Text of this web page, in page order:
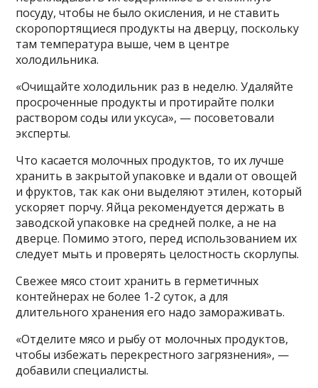
посуду, чтобы не было окисления, и не ставить
скоропортящиеся продукты на дверцу, поскольку
там температура выше, чем в центре
холодильника.
«Очищайте холодильник раз в неделю. Удаляйте
просроченные продукты и протирайте полки
раствором соды или уксуса», — посоветовали
эксперты.
Что касается молочных продуктов, то их лучше
хранить в закрытой упаковке и вдали от овощей
и фруктов, так как они выделяют этилен, который
ускоряет порчу. Яйца рекомендуется держать в
заводской упаковке на средней полке, а не на
дверце. Помимо этого, перед использованием их
следует мыть и проверять целостность скорлупы.
Свежее мясо стоит хранить в герметичных
контейнерах не более 1-2 суток, а для
длительного хранения его надо замораживать.
«Отделите мясо и рыбу от молочных продуктов,
чтобы избежать перекрестного загрязнения», —
добавили специалисты.